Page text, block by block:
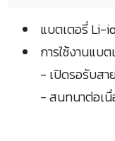
แบตเตอรี่ Li-
การใช้งานแบ
- เปิดรอรับสา
- สนทนาต่อเนื่